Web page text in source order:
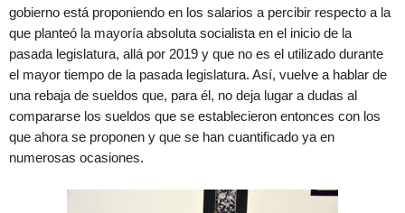
gobierno está proponiendo en los salarios a percibir respecto a la
que planteó la mayoría absoluta socialista en el inicio de la
pasada legislatura, allá por 2019 y que no es el utilizado durante
el mayor tiempo de la pasada legislatura. Así, vuelve a hablar de
una rebaja de sueldos que, para él, no deja lugar a dudas al
compararse los sueldos que se establecieron entonces con los
que ahora se proponen y que se han cuantificado ya en
numerosas ocasiones.